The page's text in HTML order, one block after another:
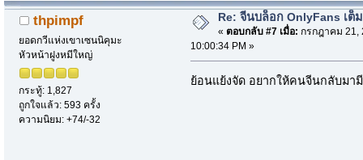
thpimpf
ยอดกวีแห่งเขาเซนนิคุมะ
หัวหน้าฝูงหมีใหญ่
กระทู้: 1,827
ถูกใจแล้ว: 593 ครั้ง
ความนิยม: +74/-32
Re: จีนบล็อก OnlyFans เต็
« ตอบกลับ #7 เมื่อ: กรกฎาคม 21,
10:00:34 PM »
ย้อนแย้งจัด อยากให้คนจีนกลับมา